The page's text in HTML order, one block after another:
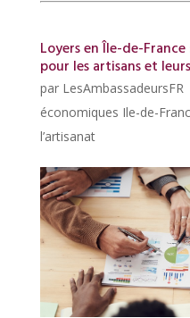
Loyers en Île-de-
pour les artisans et
par LesAmbassadeursFR
économiques Ile-de-
l’artisanat